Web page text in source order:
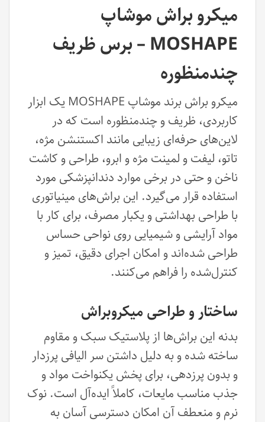
میکرو براش موشاپ
MOSHAPE – برس ظریف
چندمنظوره
میکرو براش برند موشاپ MOSHAPE یک ابزار
کاربردی، ظریف و چندمنظوره است که در
لاین‌های حرفه‌ای زیبایی مانند اکستنشن مژه،
تاتو، لیفت و لمینت مژه و ابرو، طراحی و کاشت
ناخن و حتی در برخی موارد دندانپزشکی مورد
استفاده قرار می‌گیرد. این براش‌های مینیاتوری
با طراحی بهداشتی و یکبار مصرف، برای کار با
مواد آرایشی و شیمیایی روی نواحی حساس
طراحی شده‌اند و امکان اجرای دقیق، تمیز و
کنترل‌شده را فراهم می‌کنند.
ساختار و طراحی میکروبراش
بدنه این براش‌ها از پلاستیک سبک و مقاوم
ساخته شده و به دلیل داشتن سر الیافی پرزدار
و بدون پرزدهی، برای پخش یکنواخت مواد و
جذب مناسب مایعات، کاملاً ایده‌آل است. نوک
نرم و منعطف آن امکان دسترسی آسان به